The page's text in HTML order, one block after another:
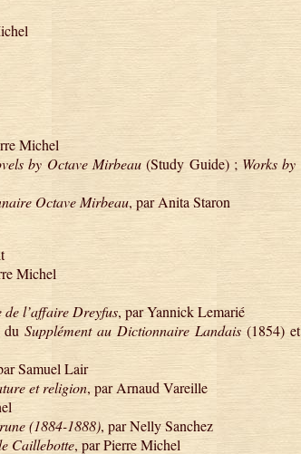
Michel
by Octave Mirbeau (Study Guide) ; Works
Octave Mirbeau, par Anita Staron
Michel
de l’affaire Dreyfus, par Yannick Lemarié
Supplément au Dictionnaire Landais (1854)
Samuel Lair
et religion, par Arnaud Vareille
(1884-1888), par Nelly Sanchez
Caillebotte, par Pierre Michel